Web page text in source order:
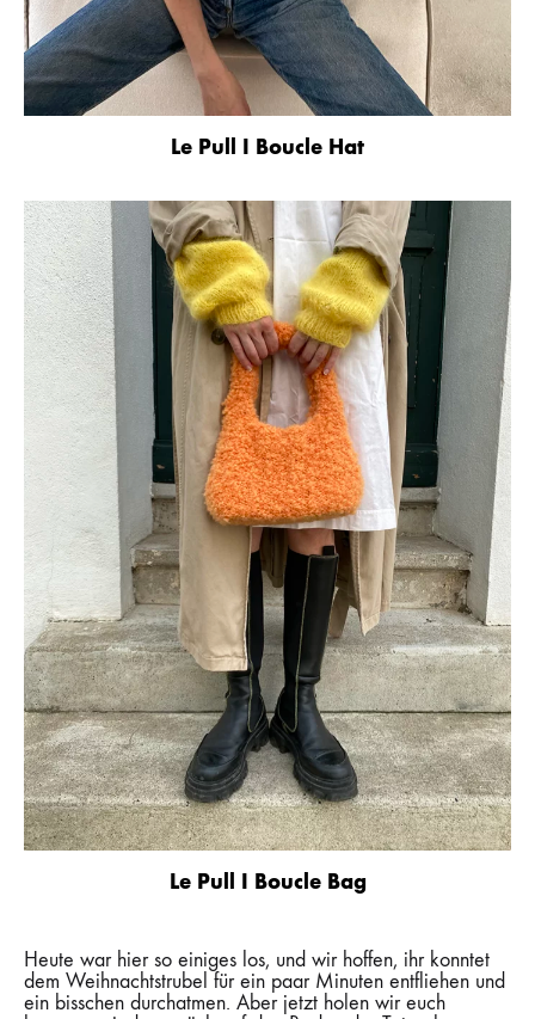
Le Pull I Boucle Hat
Le Pull I Boucle Bag
Heute war hier so einiges los, und wir hoffen, ihr konntet
dem Weihnachtstrubel für ein paar Minuten entfliehen und
ein bisschen durchatmen. Aber jetzt holen wir euch